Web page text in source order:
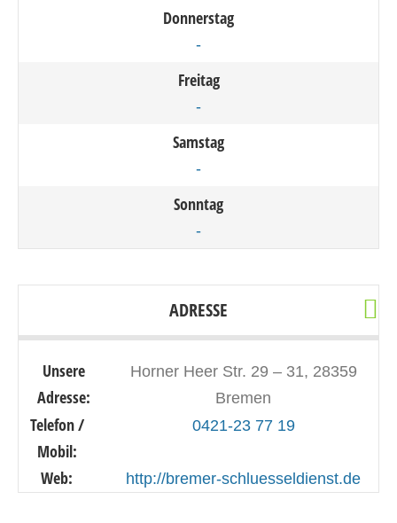
Donnerstag
-
Freitag
-
Samstag
-
Sonntag
-
ADRESSE
Unsere
Adresse:
Horner Heer Str. 29 – 31, 28359
Bremen
Telefon /
Mobil:
0421-23 77 19
Web: http://bremer-schluesseldienst.de